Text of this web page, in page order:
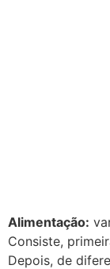
Alimentação:
Consiste,
Depois, de